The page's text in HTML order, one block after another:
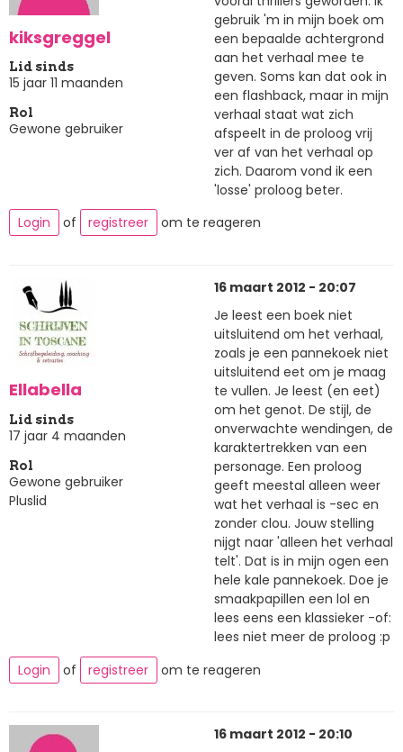
kiksgreggel
Lid sinds
15 jaar 11 maanden
Rol
Gewone gebruiker
gebruik 'm in mijn boek om
een bepaalde achtergrond
aan het verhaal mee te
geven. Soms kan dat ook in
een flashback, maar in mijn
verhaal staat wat zich
afspeelt in de proloog vrij
ver af van het verhaal op
zich. Daarom vond ik een
'losse' proloog beter.
Login
of registreer om te reageren
Ellabella
Lid sinds
17 jaar 4 maanden
Rol
Gewone gebruiker
Pluslid
16 maart 2012 - 20:07
Je leest een boek niet
uitsluitend om het verhaal,
zoals je een pannekoek niet
uitsluitend eet om je maag
te vullen. Je leest (en eet)
om het genot. De stijl, de
onverwachte wendingen, de
karaktertrekken van een
personage. Een proloog
geeft meestal alleen weer
wat het verhaal is -sec en
zonder clou. Jouw stelling
nijgt naar 'alleen het verhaal
telt'. Dat is in mijn ogen een
hele kale pannekoek. Doe je
smaakpapillen een lol en
lees eens een klassieker -of:
lees niet meer de proloog :p
Login
of registreer om te reageren
16 maart 2012 - 20:10